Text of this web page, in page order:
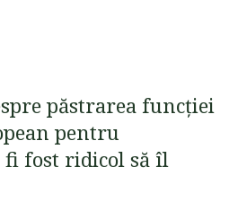
păstrarea funcției
pentru
fost ridicol să îl